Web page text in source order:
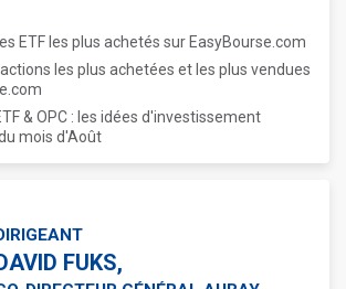
ETF les plus achetés sur EasyBourse.com
les plus achetées et les plus vendues
& OPC : les idées d'investissement
mois d'Août
FUKS,